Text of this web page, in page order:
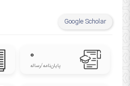
Google Scholar
۰
پایان‌نامه‌/رساله